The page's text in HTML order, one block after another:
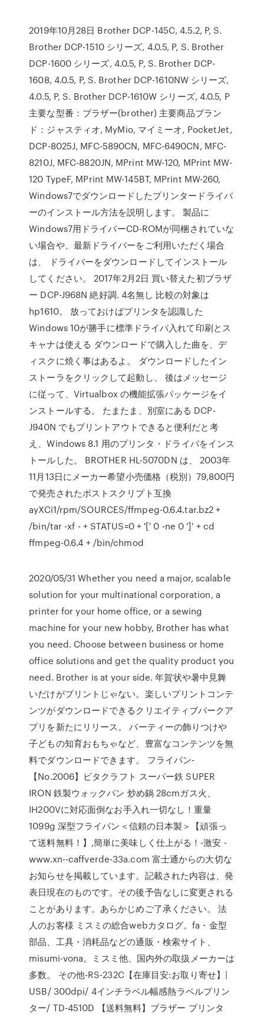
2019年10月28日 Brother DCP-145C, 4.5.2, P, S.
Brother DCP-1510 シリーズ, 4.0.5, P, S. Brother
DCP-1600 シリーズ, 4.0.5, P, S. Brother DCP-
1608, 4.0.5, P, S. Brother DCP-1610NW シリーズ,
4.0.5, P, S. Brother DCP-1610W シリーズ, 4.0.5, P
主要な型番：ブラザー(brother) 主要商品ブラン
ド：ジャスティオ, MyMio, マイミーオ, PocketJet,
DCP-8025J, MFC-5890CN, MFC-6490CN, MFC-
8210J, MFC-8820JN, MPrint MW-120, MPrint MW-
120 TypeF, MPrint MW-145BT, MPrint MW-260,
Windows7でダウンロードしたプリンタードライバ
ーのインストール方法を説明します。 製品に
Windows7用ドライバーCD-ROMが同梱されていな
い場合や、最新ドライバーをご利用いただく場合
は、 ドライバーをダウンロードしてインストール
してください。 2017年2月2日 買い替えた初ブラザ
ー DCP-J968N 絶好調. 4名無し 比較の対象は
hp1610。 放っておけばプリンタを認識した
Windows 10が勝手に標準ドライバ入れて印刷とス
キャナは使える ダウンロードで購入した曲を、デ
ィスクに焼く事はあるよ。 ダウンロードしたイン
ストーラをクリックして起動し、 後はメッセージ
に従って、Virtualbox の機能拡張パッケージをイ
ンストールする。 たまたま、別室にある DCP-
J940N でもプリントアウトできると便利だと考
え、Windows 8.1 用のプリンタ・ドライバをインス
トールした。 BROTHER HL-5070DN は、 2003年
11月13日にメーカー希望小売価格（税別）79,800円
で発売されたポストスクリプト互換
ayXCi1/rpm/SOURCES/ffmpeg-0.6.4.tar.bz2 +
/bin/tar -xf - + STATUS=0 + '[' 0 -ne 0 ']' + cd
ffmpeg-0.6.4 + /bin/chmod
2020/05/31 Whether you need a major, scalable
solution for your multinational corporation, a
printer for your home office, or a sewing
machine for your new hobby, Brother has what
you need. Choose between business or home
office solutions and get the quality product you
need. Brother is at your side. 年賀状や暑中見舞
いだけがプリントじゃない。楽しいプリントコンテ
ンツがダウンロードできるクリエイティブパークア
プリを新たにリリース。 パーティーの飾りつけや
子どもの知育おもちゃなど、豊富なコンテンツを無
料でダウンロードできます。 フライパン-
【No.2006】ビタクラフト スーパー鉄 SUPER
IRON 鉄製ウォックパン 炒め鍋 28cmガス火、
IH200Vに対応面倒なお手入れ一切なし！重量
1099g 深型フライパン＜信頼の日本製＞【頑張っ
て送料無料！】,簡単に美味しく仕上がる！-激安 -
www.xn--caffverde-33a.com 富士通からの大切な
お知らせを掲載しています。記載された内容は、発
表日現在のものです。その後予告なしに変更される
ことがあります。あらかじめご了承ください。 法
人のお客様 ミスミの総合webカタログ。fa・金型
部品、工具・消耗品などの通販・検索サイト、
misumi-vona。ミスミ他、国内外の取扱メーカーは
多数。 その他-RS-232C【在庫目安:お取り寄せ】|
USB/ 300dpi/ 4インチラベル幅感熱ラベルプリン
ター/ TD-4510D 【送料無料】ブラザー プリンタ